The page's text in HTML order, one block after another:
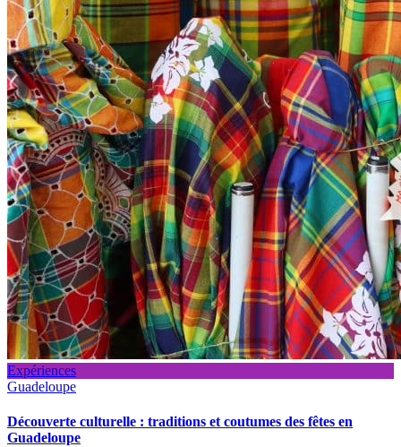
Expériences
Guadeloupe
Découverte culturelle : traditions et coutumes des fêtes en
Guadeloupe